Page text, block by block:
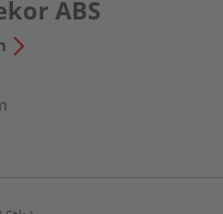
ABS